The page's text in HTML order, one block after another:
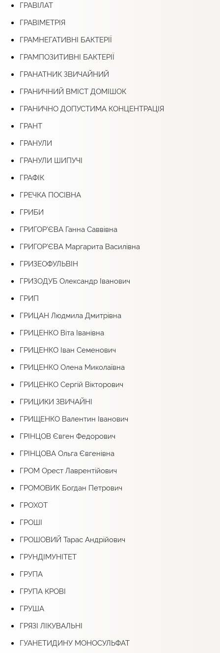
ГРАВІЛАТ
ГРАВІМЕТРІЯ
ГРАМНЕГАТИВНІ БАКТЕРІЇ
ГРАМПОЗИТИВНІ БАКТЕРІЇ
ГРАНАТНИК ЗВИЧАЙНИЙ
ГРАНИЧНИЙ ВМІСТ ДОМІШОК
ГРАНИЧНО ДОПУСТИМА КОНЦЕНТРАЦІЯ
ГРАНТ
ГРАНУЛИ
ГРАНУЛИ ШИПУЧІ
ГРАФІК
ГРЕЧКА ПОСІВНА
ГРИБИ
ГРИГОР’ЄВА Ганна Саввівна
ГРИГОР’ЄВА Маргарита Василівна
ГРИЗЕОФУЛЬВІН
ГРИЗОДУБ Олександр Іванович
ГРИП
ГРИЦАН Людмила Дмитрівна
ГРИЦЕНКО Віта Іванівна
ГРИЦЕНКО Іван Семенович
ГРИЦЕНКО Олена Миколаївна
ГРИЦЕНКО Сергій Вікторович
ГРИЦИКИ ЗВИЧАЙНІ
ГРИЩЕНКО Валентин Іванович
ГРІНЦОВ Євген Федорович
ГРІНЦОВА Ольга Євгенівна
ГРОМ Орест Лаврентійович
ГРОМОВИК Богдан Петрович
ГРОХОТ
ГРОШІ
ГРОШОВИЙ Тарас Андрійович
ГРУНДІМУНІТЕТ
ГРУПА
ГРУПА КРОВІ
ГРУША
ГРЯЗІ ЛІКУВАЛЬНІ
ГУАНЕТИДИНУ МОНОСУЛЬФАТ